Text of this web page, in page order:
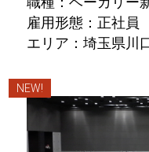
雇用形態：正社員
エリア：埼玉県川
NEW!